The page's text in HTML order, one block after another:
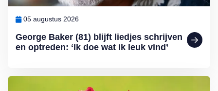
George Baker (81) blijft liedjes schrijven
en optreden: ‘Ik doe wat ik leuk vind’
05 augustus 2026
Lees meer over Klimplanten voor een tuin op het noorden